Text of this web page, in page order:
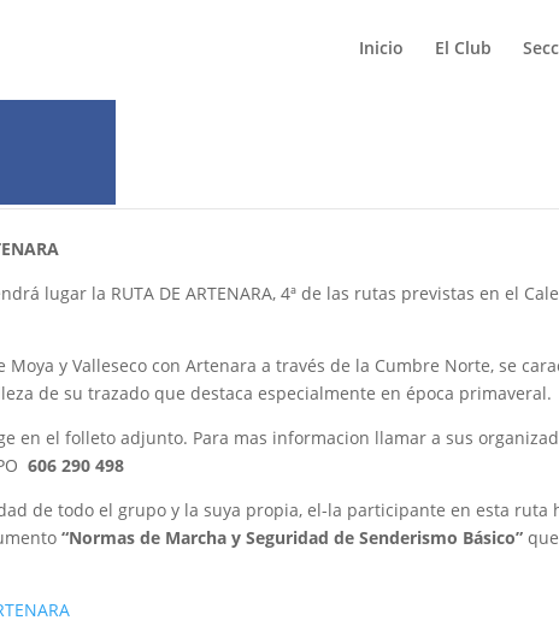
Inicio El Club
Ruta de Artenara
lugar la RUTA DE ARTENARA, 4ª de las rutas previstas en el
y Valleseco con Artenara a través de la Cumbre Norte, se
de su trazado que destaca especialmente en época primaveral.
en el folleto adjunto. Para mas informacion llamar a sus
606 290 498
de todo el grupo y la suya propia, el-la participante en esta ruta
“Normas de Marcha y Seguridad de Senderismo Básico”